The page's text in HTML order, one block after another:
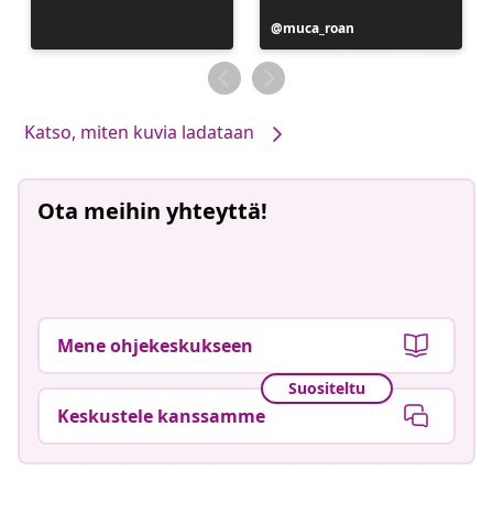
Julkaissut
muca_roan
Katso, miten kuvia ladataan
Ota meihin yhteyttä!
Mene ohjekeskukseen
Suositeltu
Keskustele kanssamme